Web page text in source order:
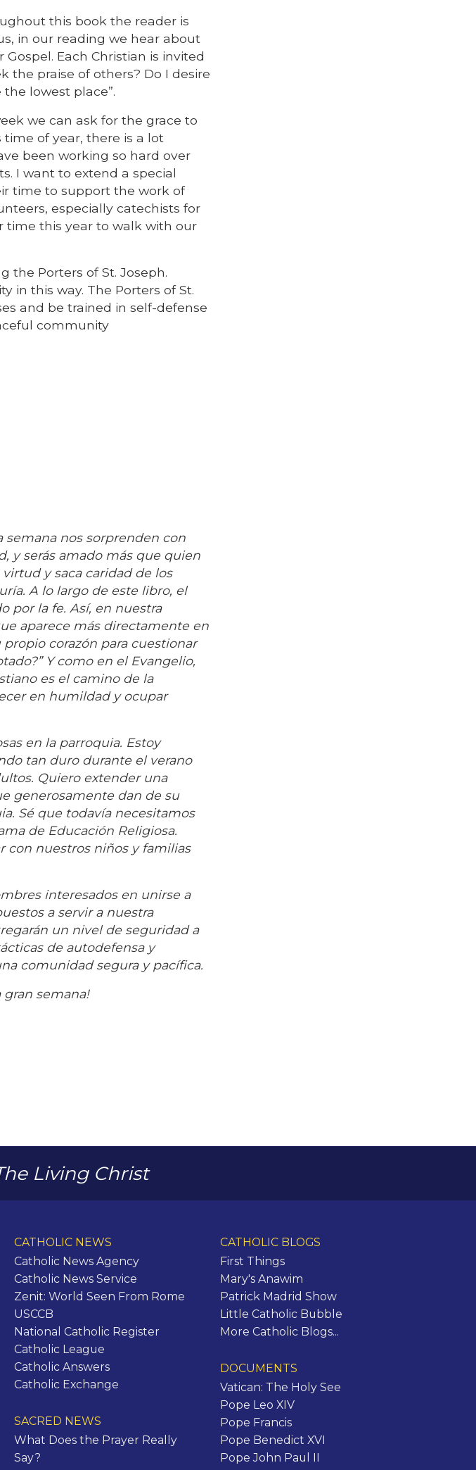
this book the reader is
in our reading we hear about
Each Christian is invited
the praise of others? Do I desire
lowest place”.
we can ask for the grace to
of year, there is a lot
been working so hard over
I want to extend a special
time to support the work of
especially catechists for
time this year to walk with our
the Porters of St. Joseph.
in this way. The Porters of St.
and be trained in self-defense
community
semana nos sorprenden con
y serás amado más que quien
y saca caridad de los
A lo largo de este libro, el
por la fe. Así, en nuestra
aparece más directamente en
corazón para cuestionar
Y como en el Evangelio,
es el camino de la
en humildad y ocupar
en la parroquia. Estoy
tan duro durante el verano
Quiero extender una
generosamente dan de su
Sé que todavía necesitamos
de Educación Religiosa.
con nuestros niños y familias
interesados en unirse a
a servir a nuestra
un nivel de seguridad a
de autodefensa y
comunidad segura y pacífica.
semana!
Living Christ
CATHOLIC NEWS
Catholic News Agency
Catholic News Service
Zenit: World Seen From Rome
USCCB
National Catholic Register
Catholic League
Catholic Answers
Catholic Exchange
SACRED NEWS
What Does the Prayer Really
Say?
CATHOLIC BLOGS
First Things
Mary's Anawim
Patrick Madrid Show
Little Catholic Bubble
More Catholic Blogs...
DOCUMENTS
Vatican: The Holy See
Pope Leo XIV
Pope Francis
Pope Benedict XVI
Pope John Paul II